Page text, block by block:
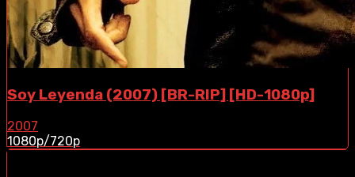
Soy Leyenda (2007) [BR-RIP] [HD-1080p]
2007
1080p/720p